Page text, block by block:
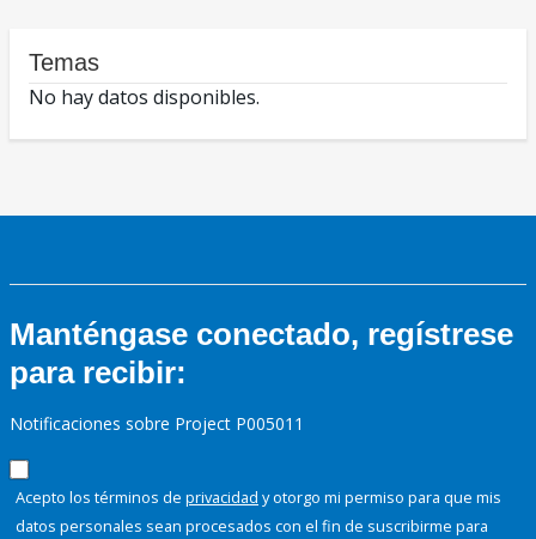
Temas
No hay datos disponibles.
Manténgase conectado, regístrese
para recibir:
Notificaciones sobre Project P005011
Acepto los términos de privacidad y otorgo mi permiso para que mis
datos personales sean procesados con el fin de suscribirme para